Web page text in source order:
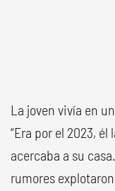
La joven vivía en
“Era por el 2023,
acercaba a su
rumores